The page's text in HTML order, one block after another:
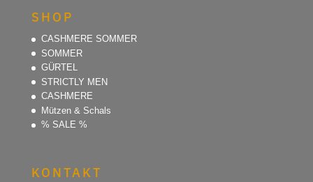
SHOP
CASHMERE SOMMER
SOMMER
GÜRTEL
STRICTLY MEN
CASHMERE
Mützen & Schals
% SALE %
KONTAKT